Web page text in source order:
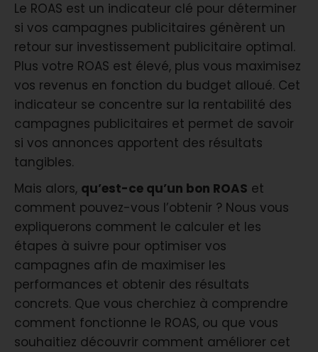
Le ROAS est un indicateur clé pour déterminer
si vos campagnes publicitaires génèrent un
retour sur investissement publicitaire optimal.
Plus votre ROAS est élevé, plus vous maximisez
vos revenus en fonction du budget alloué. Cet
indicateur se concentre sur la rentabilité des
campagnes publicitaires et permet de savoir
si vos annonces apportent des résultats
tangibles.
Mais alors, qu’est-ce qu’un bon ROAS et
comment pouvez-vous l’obtenir ? Nous vous
expliquerons comment le calculer et les
étapes à suivre pour optimiser vos
campagnes afin de maximiser les
performances et obtenir des résultats
concrets. Que vous cherchiez à comprendre
comment fonctionne le ROAS, ou que vous
souhaitiez découvrir comment améliorer cet